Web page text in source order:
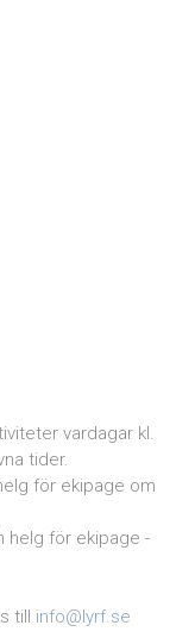
vardagar kl.
tider.
för ekipage om
helg för ekipage -
till info@lyrf.se